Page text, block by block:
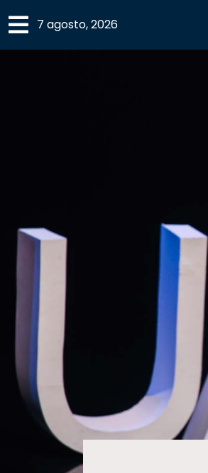
×
CULTURA
I+D+I EXPERTOS
SUSTENTABILIDAD
7 agosto, 2026